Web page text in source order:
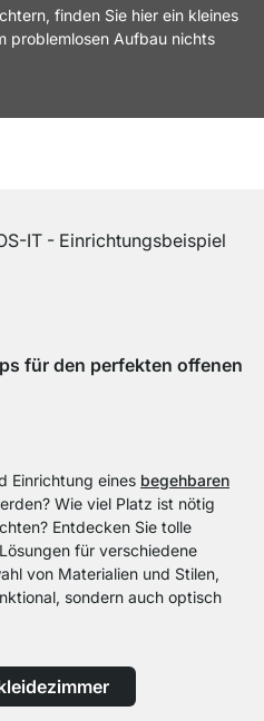
finden Sie hier ein kleines
problemlosen Aufbau nichts
für den perfekten offenen
Einrichtung eines begehbaren
Wie viel Platz ist nötig
Entdecken Sie tolle
für verschiedene
von Materialien und Stilen,
sondern auch optisch